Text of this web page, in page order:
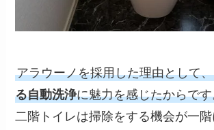
アラウーノを採用した理由として、
る自動洗浄に魅力を感じたからで
二階トイレは掃除をする機会が一階